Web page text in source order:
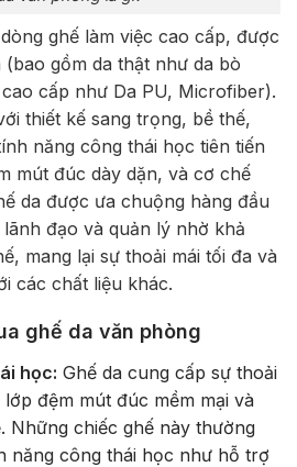
ghế làm việc cao cấp, được
gồm da thật như da bò
cấp như Da PU, Microfiber).
thiết kế sang trọng, bề thế,
năng công thái học tiên tiến
mút đúc dày dặn, và cơ chế
da được ưa chuộng hàng đầu
đạo và quản lý nhờ khả
mang lại sự thoải mái tối đa và
các chất liệu khác.
ghế da văn phòng
học: Ghế da cung cấp sự thoải
đệm mút đúc mềm mại và
Những chiếc ghế này thường
năng công thái học như hỗ trợ